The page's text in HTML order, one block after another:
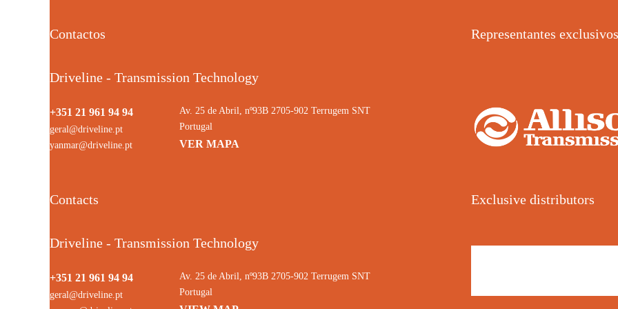
Contactos
Driveline - Transmission Technology
+351 21 961 94 94
geral@driveline.pt
yanmar@driveline.pt
Av. 25 de Abril, nº93B 2705-902 Terrugem SNT
Portugal
VER MAPA
Representantes exclusivos
Contacts
Driveline - Transmission Technology
+351 21 961 94 94
geral@driveline.pt
Av. 25 de Abril, nº93B 2705-902 Terrugem SNT
Portugal
Exclusive distributors